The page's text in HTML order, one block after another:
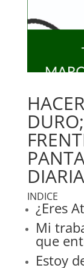
INDICE
¿Eres
Mi
que
Estoy